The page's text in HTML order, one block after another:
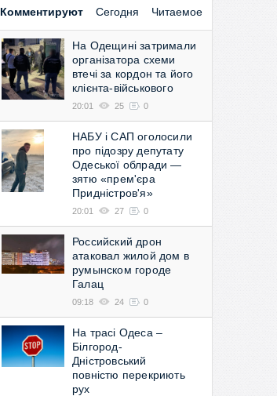
Комментируют Сегодня Читаемое
На Одещині затримали
організатора схеми
втечі за кордон та його
клієнта-військового
20:01 25 0
НАБУ і САП оголосили
про підозру депутату
Одеської облради —
зятю «прем'єра
Придністров'я»
20:01 27 0
Российский дрон
атаковал жилой дом в
румынском городе
Галац
09:18 24 0
На трасі Одеса –
Білгород-
Дністровський
повністю перекриють
рух